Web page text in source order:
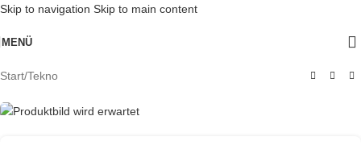
Skip to navigation Skip to main content
MENÜ
Start/Tekno
Ausverkauft